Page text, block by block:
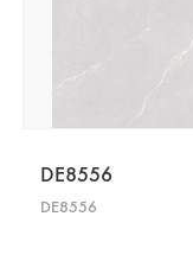
DE8556
DE8556